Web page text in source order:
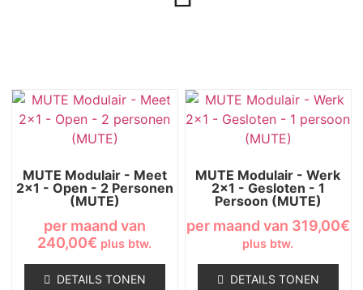
MUTE Modulair - Meet
2x1 - Open - 2 Personen
(MUTE)
per maand van
240,00€ plus btw.
DETAILS TONEN
MUTE Modulair - Werk
2x1 - Gesloten - 1
Persoon (MUTE)
per maand van 319,00€
plus btw.
DETAILS TONEN